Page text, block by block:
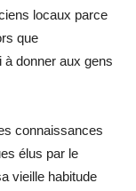
locaux parce
que
à donner aux gens
connaissances
élus par le
vieille habitude